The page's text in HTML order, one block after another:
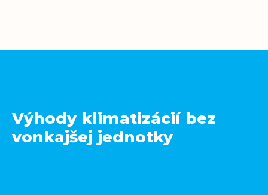
Výhody klimatizácií bez
vonkajšej jednotky